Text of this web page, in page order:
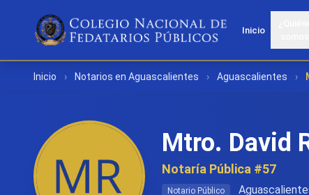
Inicio
Inicio › Notarios en Aguascalientes › Aguascalientes ›
Mtro. David
Notaría Pública #57
Notario Público